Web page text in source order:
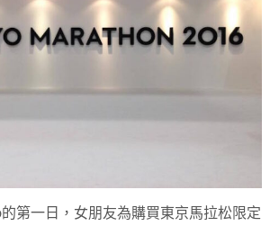
第一日，女朋友為購買東京馬拉松限定